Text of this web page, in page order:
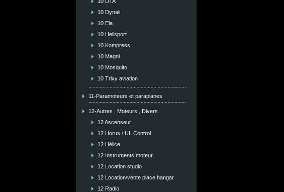
10 Dynali
10 Ela
10 Helisport
10 Kompress
10 Magni
10 Mosquito
10 Trixy aviation
11-Paramoteurs et paraplanes
12-Autres , Moteurs , Divers
12 Ascenseur
12 Horus / UL Control
12 Hélice
12 Instruments moteur
12 Location studio
12 Location/vente place hangar
12 Radio